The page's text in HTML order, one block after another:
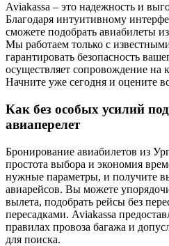
Aviakassa – это надежность и
Благодаря интуитивному
сможете подобрать авиабилеты
Мы работаем только с
гарантировать безопасность
осуществляет сопровождение на
Начните уже сегодня и оцените
Как без особых усилий
авиаперелет
Бронирование авиабилетов из
простота выбора и экономия
нужные параметры, и получите
авиарейсов. Вы можете
вылета, подобрать рейсы без
пересадками. Aviakassa
правилах провоза багажа и
для поиска.